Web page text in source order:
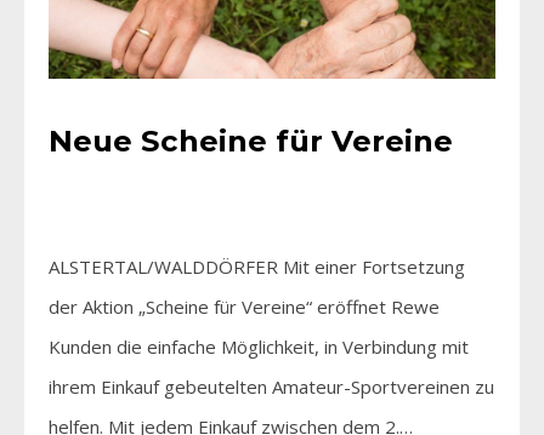
Neue Scheine für Vereine
ALSTERTAL/WALDDÖRFER Mit einer Fortsetzung
der Aktion „Scheine für Vereine“ eröffnet Rewe
Kunden die einfache Möglichkeit, in Verbindung mit
ihrem Einkauf gebeutelten Amateur-Sportvereinen zu
helfen. Mit jedem Einkauf zwischen dem 2.…